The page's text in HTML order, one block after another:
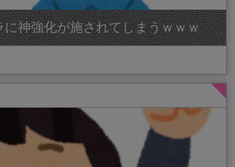
に神強化が施されてしまうｗｗｗ